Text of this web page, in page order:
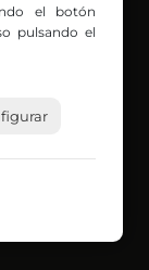
el botón
pulsando el